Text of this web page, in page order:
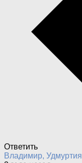
Ответить
Владимир, Удмуртия